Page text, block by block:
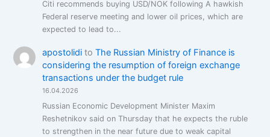
Citi recommends buying USD/NOK following A hawkish
Federal reserve meeting and lower oil prices, which are
expected to lead to...
apostolidito The Russian Ministry of Finance is
considering the resumption of foreign exchange
transactions under the budget rule
16.04.2026
Russian Economic Development Minister Maxim
Reshetnikov said on Thursday that he expects the ruble
to strengthen in the near future due to weak capital